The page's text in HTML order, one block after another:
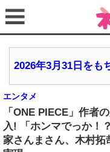
2026年3月31日をも
エンタメ
「ONE PIECE」作者
入! 「ホンマでっか！
家さんまさん、木村拓